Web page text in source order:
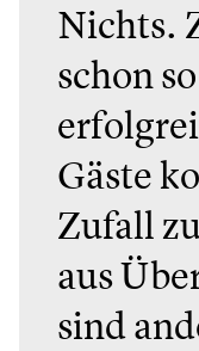
Nichts.
schon
Gäste
Zufall
aus
sind